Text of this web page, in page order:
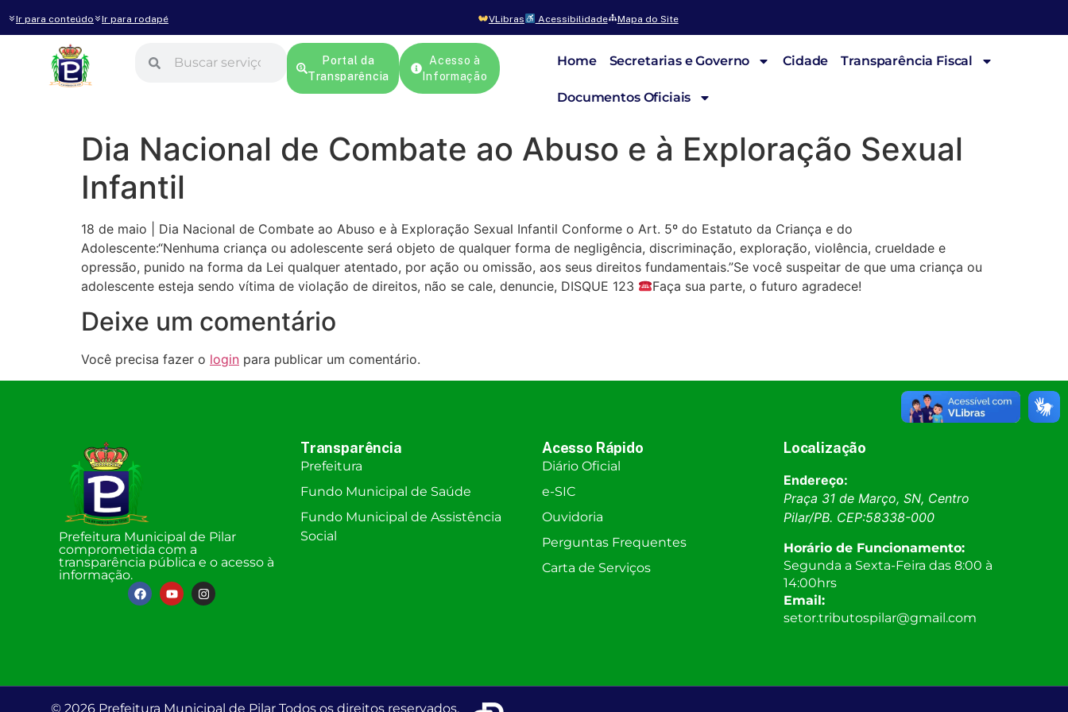
Ir para conteúdo Ir para rodapé VLibras Acessibilidade Mapa do Site
Portal da
Transparência
Acesso à
Informação
Home Secretarias e Governo Cidade Transparência Fiscal
Documentos Oficiais
Dia Nacional de Combate ao Abuso e à Exploração Sexual
Infantil
18 de maio | Dia Nacional de Combate ao Abuso e à Exploração Sexual Infantil Conforme o Art. 5º do Estatuto da Criança e do
Adolescente:“Nenhuma criança ou adolescente será objeto de qualquer forma de negligência, discriminação, exploração, violência, crueldade e
opressão, punido na forma da Lei qualquer atentado, por ação ou omissão, aos seus direitos fundamentais.”Se você suspeitar de que uma criança ou
adolescente esteja sendo vítima de violação de direitos, não se cale, denuncie, DISQUE 123
Faça sua parte, o futuro agradece!
Deixe um comentário
Você precisa fazer o login para publicar um comentário.
Prefeitura Municipal de Pilar
comprometida com a
transparência pública e o acesso à
informação.
Transparência
Prefeitura
Fundo Municipal de Saúde
Fundo Municipal de Assistência
Social
Acesso Rápido
Diário Oficial
e-SIC
Ouvidoria
Perguntas Frequentes
Carta de Serviços
Localização
Endereço:
Praça 31 de Março, SN, Centro
Pilar/PB. CEP:58338-000
Horário de Funcionamento:
Segunda a Sexta-Feira das 8:00 à
14:00hrs
Email:
setor.tributospilar@gmail.com
© 2026 Prefeitura Municipal de Pilar Todos os direitos reservados.